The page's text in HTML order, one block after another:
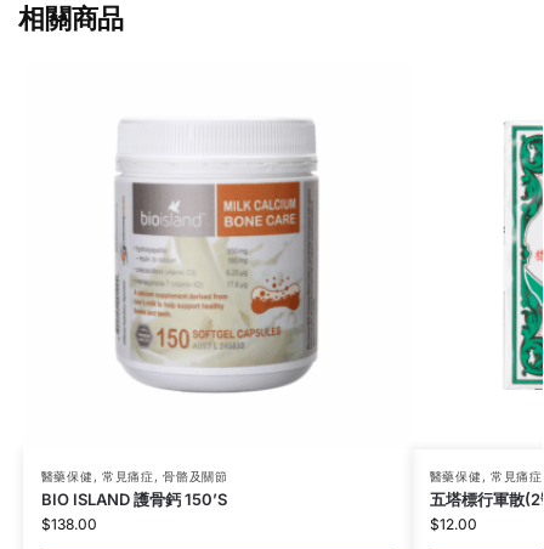
相關商品
醫藥保健, 常見痛症,骨骼及關節
BIO ISLAND 護骨鈣 150’S
$138.00
醫藥保健, 常見痛症
五塔標行軍散
$12.00